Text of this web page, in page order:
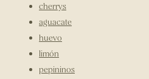
cherrys
aguacate
huevo
limón
pepininos